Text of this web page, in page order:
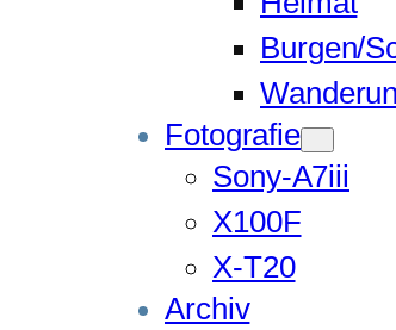
Burgen/
Fotografie
Sony-A7iii
X100F
X-T20
Archiv